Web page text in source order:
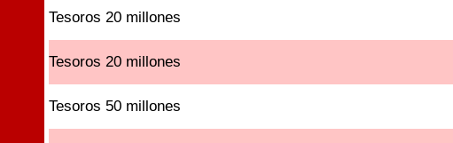
Tesoros 20 millones
Tesoros 20 millones
Tesoros 50 millones